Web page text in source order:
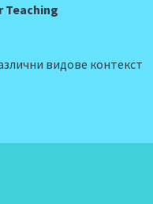
Teaching
видове контекст